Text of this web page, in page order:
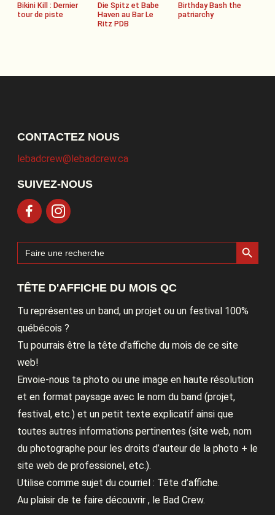
Bikini Kill : Dernier
tour de piste
Die Spitz et Babe
Haven au Bar Le
Ritz PDB
Birthday Bash the
patriarchy
CONTACTEZ NOUS
lebadcrew@lebadcrew.ca
SUIVEZ-NOUS
Search
for:
Search Button
TÊTE D'AFFICHE DU MOIS QC
Tu représentes un band, un projet ou un festival 100%
québécois ?
Tu pourrais être la tête d’affiche du mois de ce site
web!
Envoie-nous ta photo ou une image en haute résolution
et en format paysage avec le nom du band (projet,
festival, etc.) et un petit texte explicatif ainsi que
toutes autres informations pertinentes (site web, nom
du photographe pour les droits d’auteur de la photo + le
site web de professionel, etc.).
Utilise comme sujet du courriel : Tête d’affiche.
Au plaisir de te faire découvrir , le Bad Crew.